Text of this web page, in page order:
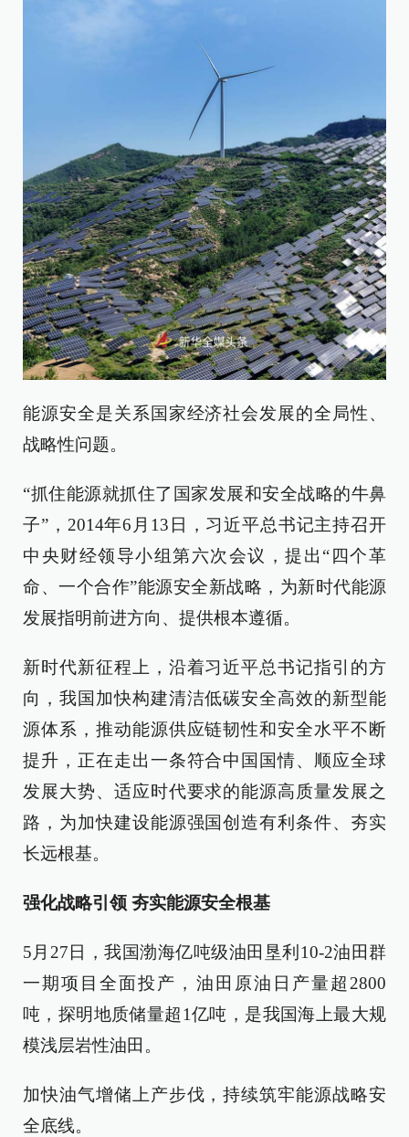
能源安全是关系国家经济社会发展的全局性、
战略性问题。
“抓住能源就抓住了国家发展和安全战略的牛鼻
子”，2014年6月13日，习近平总书记主持召开
中央财经领导小组第六次会议，提出“四个革
命、一个合作”能源安全新战略，为新时代能源
发展指明前进方向、提供根本遵循。
新时代新征程上，沿着习近平总书记指引的方
向，我国加快构建清洁低碳安全高效的新型能
源体系，推动能源供应链韧性和安全水平不断
提升，正在走出一条符合中国国情、顺应全球
发展大势、适应时代要求的能源高质量发展之
路，为加快建设能源强国创造有利条件、夯实
长远根基。
强化战略引领 夯实能源安全根基
5月27日，我国渤海亿吨级油田垦利10-2油田群
一期项目全面投产，油田原油日产量超2800
吨，探明地质储量超1亿吨，是我国海上最大规
模浅层岩性油田。
加快油气增储上产步伐，持续筑牢能源战略安
全底线。